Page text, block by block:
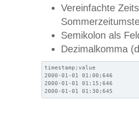
Vereinfachte
Semikolon als
Dezimalkomma
timestamp;value
2000-01-01 01:00;646
2000-01-01 01:15;646
2000-01-01 01:30;645